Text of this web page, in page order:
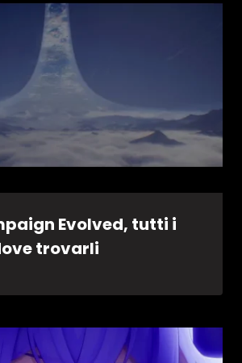
Evolved, tutti i
trovarli